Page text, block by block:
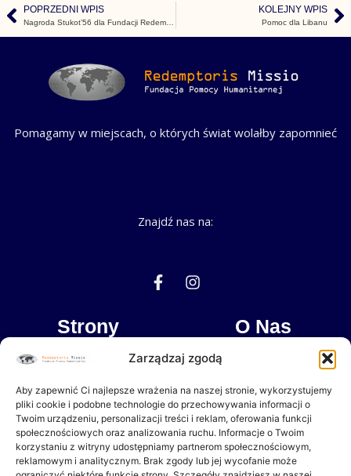
Zarządzaj zgodą
Aby zapewnić Ci najlepsze wrażenia na naszej stronie, wykorzystujemy
pliki cookie i podobne technologie do przechowywania informacji o
Twoim urządzeniu, personalizacji treści i reklam, oferowania funkcji
społecznościowych oraz analizowania ruchu. Informacje o Twoim
korzystaniu z witryny udostępniamy partnerom społecznościowym,
reklamowym i analitycznym. Brak zgody lub jej wycofanie może
PrevPOPRZEDNI WPIS
Nagroda Stukot’56 dla Fundacji Redemptoris Missio
KOLEJNY WPIS
Pomoc dla Libanu
Pomagamy w miejscach, o których świat wolałby zapomnieć
Znajdź nas na:
F
a
b
o
o
k
-
f
I
n
a
g
r
a
m
Strony
Dokumenty
Wpłacam
Czasopismo “Oswoić Tropik”
O Nas
Partnerzy